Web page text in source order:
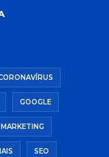
GOOGLE
MARKETING
SEO